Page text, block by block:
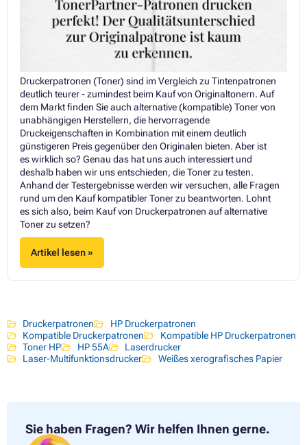
Druckerpatronen (Toner) sind im Vergleich zu Tintenpatronen
deutlich teurer - zumindest beim Kauf von Originaltonern. Auf
dem Markt finden Sie auch alternative (kompatible) Toner von
unabhängigen Herstellern, die hervorragende
Druckeigenschaften in Kombination mit einem deutlich
günstigeren Preis gegenüber den Originalen bieten. Aber ist
es wirklich so? Genau das hat uns auch interessiert und
deshalb haben wir uns entschieden, die Toner zu testen.
Anhand der Testergebnisse werden wir versuchen, alle Fragen
rund um den Kauf kompatibler Toner zu beantworten. Lohnt
es sich also, beim Kauf von Druckerpatronen auf alternative
Toner zu setzen?
Artikel lesen »
Druckerpatronen
HP Druckerpatronen
Kompatible Druckerpatronen
Kompatible HP Druckerpatronen
Toner HP
HP 55A
Laserdrucker
Laser-Multifunktionsdrucker
Weißes xerografisches Papier
Sie haben Fragen? Wir helfen Ihnen gerne.